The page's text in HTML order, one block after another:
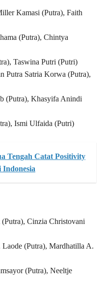
Kamasi (Putra), Faith
(Putra), Chintya
Taswina Putri (Putri)
Putra Satria Korwa (Putra),
(Putra), Khasyifa Anindi
Ismi Ulfaida (Putri)
Tengah Catat Positivity
Cinzia Christovani
(Putra), Mardhatilla A.
(Putra), Neeltje